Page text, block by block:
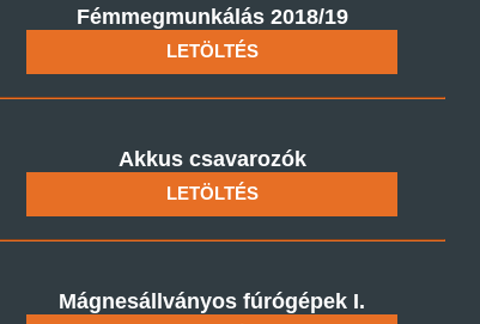
Fémmegmunkálás 2018/19
LETÖLTÉS
Akkus csavarozók
LETÖLTÉS
Mágnesállványos fúrógépek I.